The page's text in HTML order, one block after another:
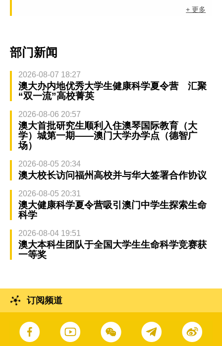
+ 更多
部门新闻
2026-08-07 18:27
澳大办内地优秀大学生健康科学夏令营 汇聚
“双一流”高校菁英
2026-08-06 20:57
澳大首批研究生顺利入住澳琴国际教育（大
学）城第一期——澳门大学办学点（德智广
场）
2026-08-05 20:34
澳大校长访问福州高校并与华大签署合作协议
2026-08-05 20:31
澳大健康科学夏令营吸引澳门中学生探索生命
科学
2026-08-04 19:51
澳大本科生团队于全国大学生生命科学竞赛获
一等奖
订阅频道